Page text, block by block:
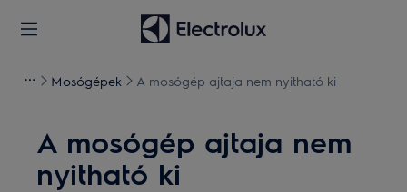
Mosógépek A mosógép ajtaja nem nyitható ki
A mosógép ajtaja nem
nyitható ki